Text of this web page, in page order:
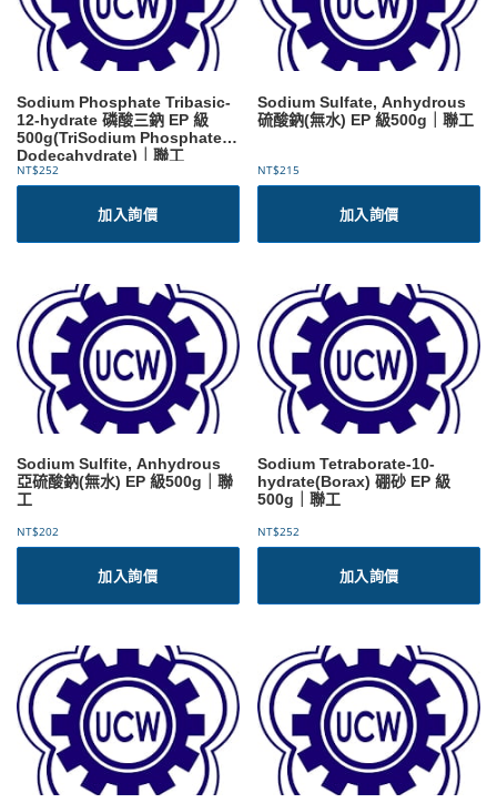
Sodium Phosphate Tribasic-
12-hydrate 磷酸三鈉 EP 級
500g(TriSodium Phosphate
Dodecahydrate)｜聯工
NT$252
加入詢價
Sodium Sulfate, Anhydrous
硫酸鈉(無水) EP 級500g｜聯工
NT$215
加入詢價
Sodium Sulfite, Anhydrous
亞硫酸鈉(無水) EP 級500g｜聯
工
NT$202
加入詢價
Sodium Tetraborate-10-
hydrate(Borax) 硼砂 EP 級
500g｜聯工
NT$252
加入詢價